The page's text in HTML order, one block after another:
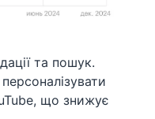
та пошук.
що знижує